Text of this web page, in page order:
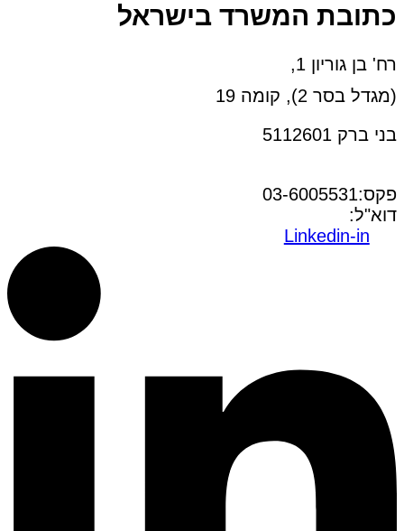
כתובת המשרד בישראל
רח' בן גוריון 1,
(מגדל בסר 2), קומה 19
בני ברק 5112601
פקס:03-6005531
דוא"ל:
Linkedin-in